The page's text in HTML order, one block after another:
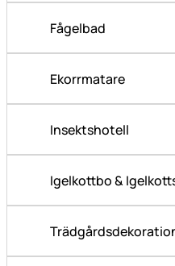
Fågelbad
Ekorrmatare
Insektshotell
Igelkottbo &